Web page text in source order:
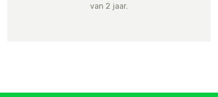
van 2 jaar.